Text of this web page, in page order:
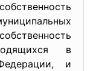
в
и